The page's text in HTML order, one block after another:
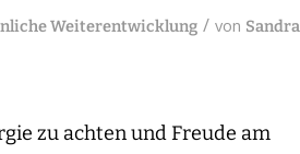
Weiterentwicklung / von Sandra
zu achten und Freude am